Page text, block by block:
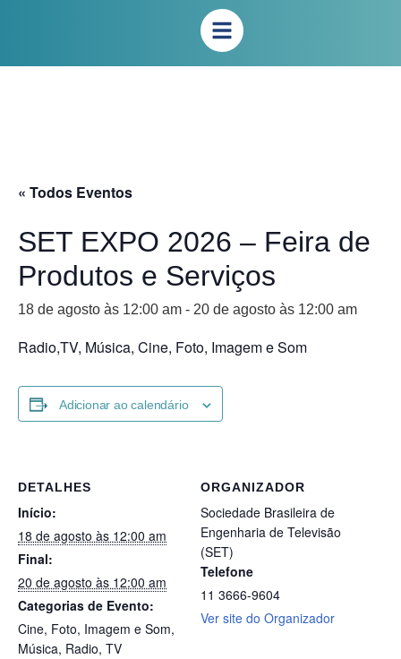
« Todos Eventos
SET EXPO 2026 – Feira de
Produtos e Serviços
18 de agosto às 12:00 am - 20 de agosto às 12:00 am
Radio,TV, Música, Cine, Foto, Imagem e Som
Adicionar ao calendário
DETALHES
Início:
18 de agosto às 12:00 am
Final:
20 de agosto às 12:00 am
Categorias de Evento:
Cine, Foto, Imagem e Som,
Música, Radio, TV
ORGANIZADOR
Sociedade Brasileira de
Engenharia de Televisão
(SET)
Telefone
11 3666-9604
Ver site do Organizador